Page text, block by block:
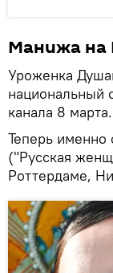
Манижа на
Уроженка
национальный
канала 8 марта.
Теперь именно
("Русская
Роттердаме,